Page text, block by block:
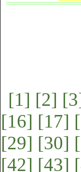
[1] [2]
[16] [17]
[29] [30]
[42] [43]